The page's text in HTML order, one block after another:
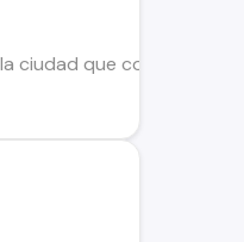
ciudad que combina